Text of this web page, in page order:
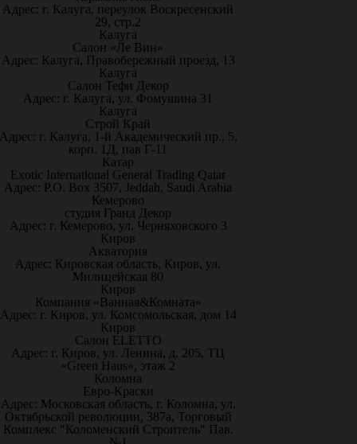
Адрес: г. Калуга, переулок Воскресенский
29, стр.2
Калуга
Салон «Ле Вин»
Адрес: Калуга, Правобережный проезд, 13
Калуга
Салон Тефи Декор
Адрес: г. Калуга, ул. Фомушина 31
Калуга
Строй Край
г. Калуга, 1-й Академический пр., 5,
корп. 1Д, пав Г-11
Катар
Exotic International General Trading Qatar
Адрес: P.O. Box 3507, Jeddah, Saudi Arabia
Кемерово
студия Гранд Декор
Адрес: г. Кемерово, ул. Черняховского 3
Киров
Акватория
Адрес: Кировская область, Киров, ул.
Милицейская 80
Киров
Компания «Ванная&Комната»
Адрес: г. Киров, ул. Комсомольская, дом 14
Киров
Салон ELETTO
Адрес: г. Киров, ул. Ленина, д. 205, ТЦ
«Green Haus», этаж 2
Коломна
Евро-Краски
Адрес: Московская область, г. Коломна, ул.
Октябрьской революции, 387а, Торговый
Комплекс "Коломенский Строитель" Пав.